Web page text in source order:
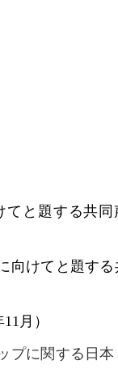
と題する共同
向けてと題する
月）
プに関する日本